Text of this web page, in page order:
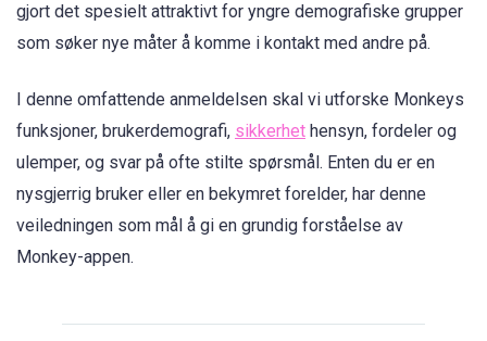
gjort det spesielt attraktivt for yngre demografiske grupper
som søker nye måter å komme i kontakt med andre på.
I denne omfattende anmeldelsen skal vi utforske Monkeys
funksjoner, brukerdemografi, sikkerhet hensyn, fordeler og
ulemper, og svar på ofte stilte spørsmål. Enten du er en
nysgjerrig bruker eller en bekymret forelder, har denne
veiledningen som mål å gi en grundig forståelse av
Monkey-appen.